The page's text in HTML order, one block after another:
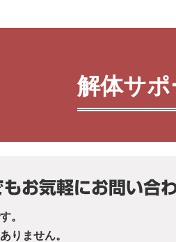
解体サ
お気軽にお問い合
。
りません。